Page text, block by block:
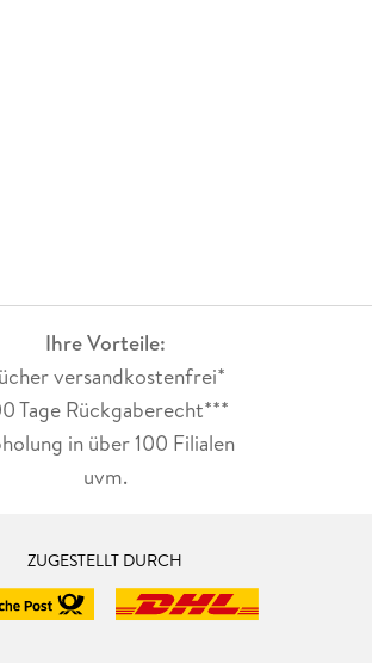
Ihre Vorteile:
versandkostenfrei*
Tage Rückgaberecht***
in über 100 Filialen
uvm.
ZUGESTELLT DURCH